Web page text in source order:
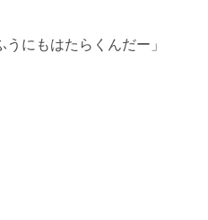
うにもはたらくんだー」